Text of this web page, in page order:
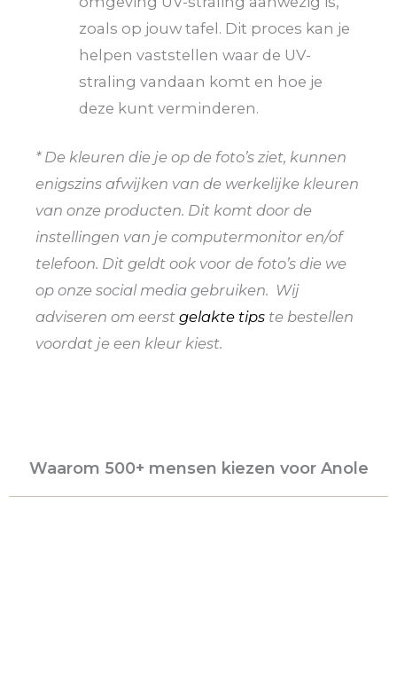
zoals op jouw tafel. Dit proces kan je
helpen vaststellen waar de UV-
straling vandaan komt en hoe je
deze kunt verminderen.
* De kleuren die je op de foto’s ziet, kunnen
enigszins afwijken van de werkelijke kleuren
van onze producten. Dit komt door de
instellingen van je computermonitor en/of
telefoon. Dit geldt ook voor de foto’s die we
op onze social media gebruiken. Wij
adviseren om eerst gelakte tips te bestellen
voordat je een kleur kiest.
Waarom 500+ mensen kiezen voor Anole